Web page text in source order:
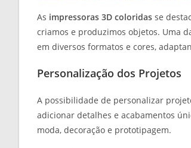
As impressoras 3D coloridas se
criamos e produzimos objetos. Uma
em diversos formatos e cores,
Personalização dos Projetos
A possibilidade de personalizar
adicionar detalhes e acabamentos
moda, decoração e prototipagem.